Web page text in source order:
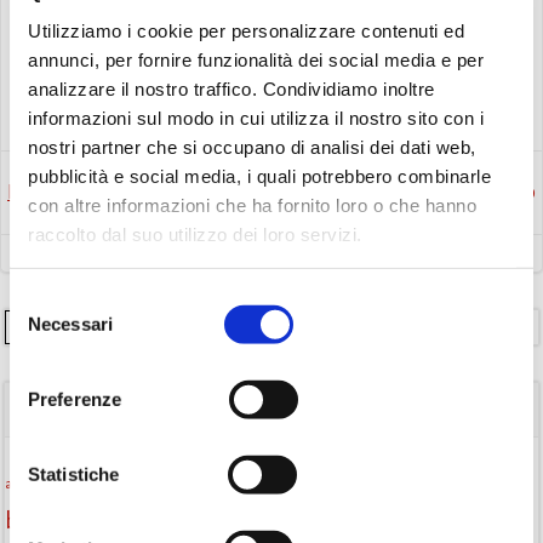
Utilizziamo i cookie per personalizzare contenuti ed
annunci, per fornire funzionalità dei social media e per
analizzare il nostro traffico. Condividiamo inoltre
informazioni sul modo in cui utilizza il nostro sito con i
nostri partner che si occupano di analisi dei dati web,
pubblicità e social media, i quali potrebbero combinarle
con altre informazioni che ha fornito loro o che hanno
raccolto dal suo utilizzo dei loro servizi.
delNecessari
Preferenze
Statistiche
Avvisi Eventi
Post
navigation
Precedente
Post
navigation
Successivo
Cerca
TAGS
attività per bambini Attività per ragazzi
biblioteca